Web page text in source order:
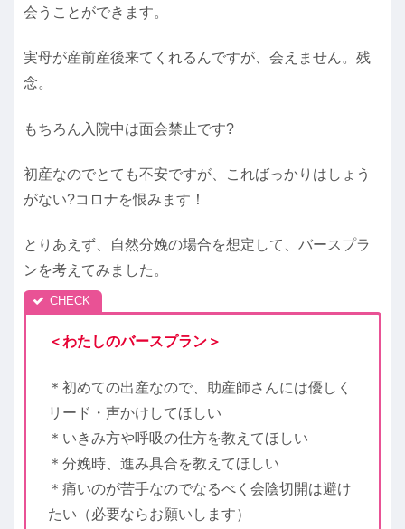
会うことができます。
実母が産前産後来てくれるんですが、会えません。残
念。
もちろん入院中は面会禁止です?
初産なのでとても不安ですが、こればっかりはしょう
がない?コロナを恨みます！
とりあえず、自然分娩の場合を想定して、バースプラ
ンを考えてみました。
＜わたしのバースプラン＞
＊初めての出産なので、助産師さんには優しく
リード・声かけしてほしい
＊いきみ方や呼吸の仕方を教えてほしい
＊分娩時、進み具合を教えてほしい
＊痛いのが苦手なのでなるべく会陰切開は避け
たい（必要ならお願いします）